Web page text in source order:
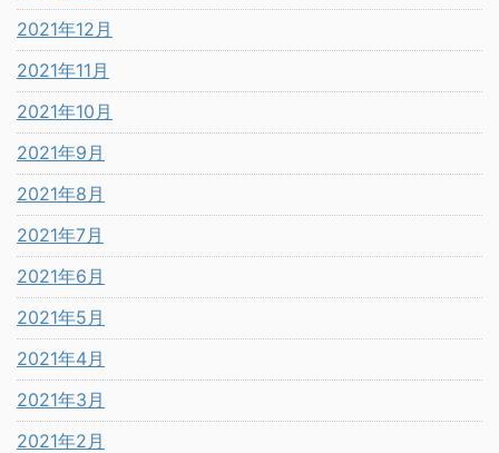
2021年12月
2021年11月
2021年10月
2021年9月
2021年8月
2021年7月
2021年6月
2021年5月
2021年4月
2021年3月
2021年2月